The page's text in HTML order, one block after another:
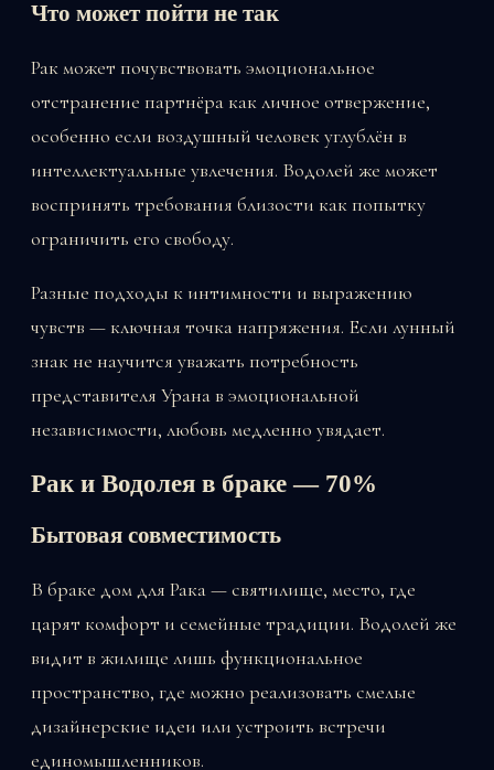
Что может пойти не так
Рак может почувствовать эмоциональное
отстранение партнёра как личное отвержение,
особенно если воздушный человек углублён в
интеллектуальные увлечения. Водолей же может
воспринять требования близости как попытку
ограничить его свободу.
Разные подходы к интимности и выражению
чувств — ключная точка напряжения. Если лунный
знак не научится уважать потребность
представителя Урана в эмоциональной
независимости, любовь медленно увядает.
Рак и Водолея в браке — 70%
Бытовая совместимость
В браке дом для Рака — святилище, место, где
царят комфорт и семейные традиции. Водолей же
видит в жилище лишь функциональное
пространство, где можно реализовать смелые
дизайнерские идеи или устроить встречи
единомышленников.